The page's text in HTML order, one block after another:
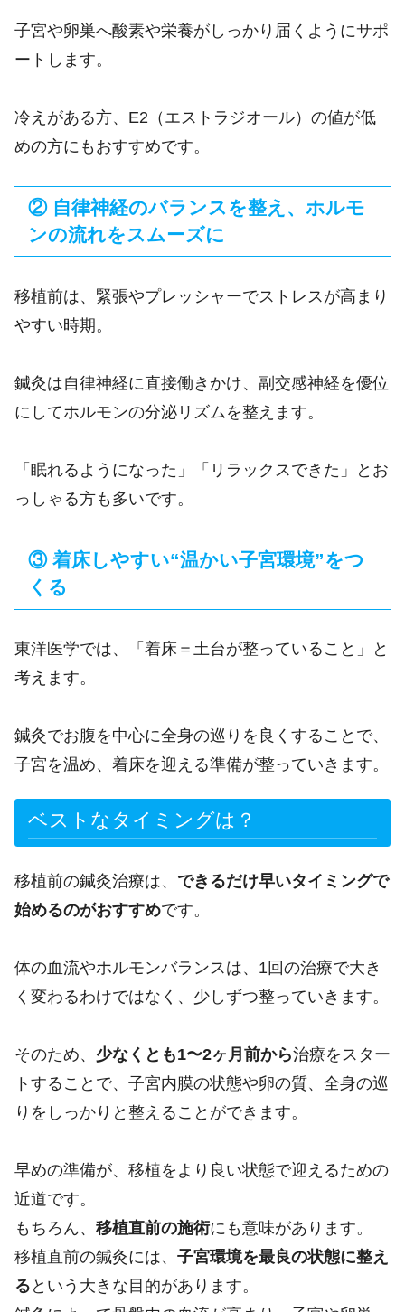
子宮や卵巣へ酸素や栄養がしっかり届くようにサポ
ートします。
冷えがある方、E2（エストラジオール）の値が低
めの方にもおすすめです。
② 自律神経のバランスを整え、ホルモ
ンの流れをスムーズに
移植前は、緊張やプレッシャーでストレスが高まり
やすい時期。
鍼灸は自律神経に直接働きかけ、副交感神経を優位
にしてホルモンの分泌リズムを整えます。
「眠れるようになった」「リラックスできた」とお
っしゃる方も多いです。
③ 着床しやすい“温かい子宮環境”をつ
くる
東洋医学では、「着床＝土台が整っていること」と
考えます。
鍼灸でお腹を中心に全身の巡りを良くすることで、
子宮を温め、着床を迎える準備が整っていきます。
ベストなタイミングは？
移植前の鍼灸治療は、 できるだけ早いタイミングで
始めるのがおすすめです。
体の血流やホルモンバランスは、1回の治療で大き
く変わるわけではなく、少しずつ整っていきます。
そのため、 少なくとも1〜2ヶ月前から治療をスター
トすることで、子宮内膜の状態や卵の質、全身の巡
りをしっかりと整えることができます。
早めの準備が、移植をより良い状態で迎えるための
近道です。
もちろん、 移植直前の施術にも意味があります。
移植直前の鍼灸には、 子宮環境を最良の状態に整え
る という大きな目的があります。